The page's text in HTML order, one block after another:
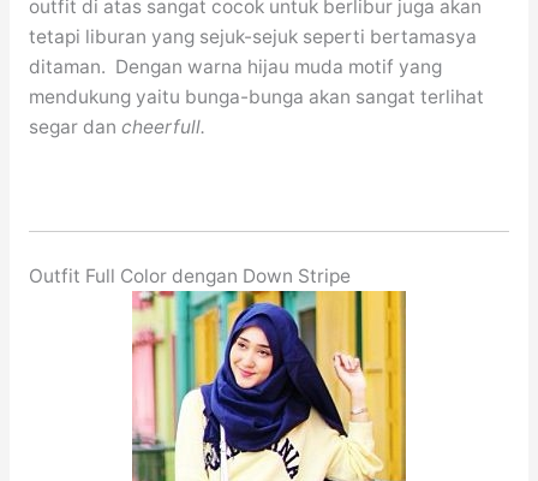
outfit di atas sangat cocok untuk berlibur juga akan
tetapi liburan yang sejuk-sejuk seperti bertamasya
ditaman. Dengan warna hijau muda motif yang
mendukung yaitu bunga-bunga akan sangat terlihat
segar dan cheerfull.
Outfit Full Color dengan Down Stripe